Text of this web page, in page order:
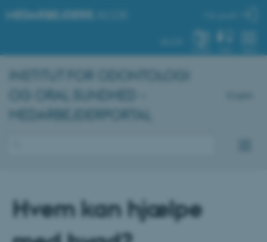
MEDARBEJDERE
OG ORAL SUNDHED -
MEDARBEJDERPORTAL
Hvem kan hjælpe